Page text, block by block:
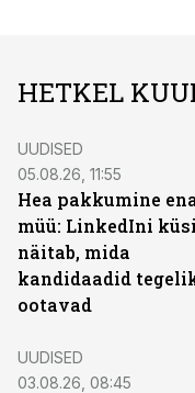
HETKEL
UUDISED
05.08.26, 11:55
Hea pakkumine
müü: LinkedIni
näitab, mida
kandidaadid
ootavad
UUDISED
03.08.26, 08:45